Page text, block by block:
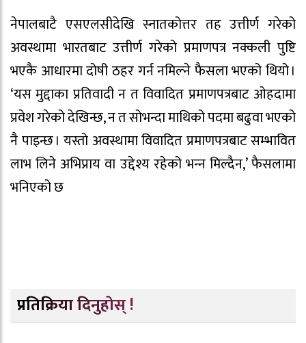
नेपालबाटै एसएलसीदेखि स्नातकोत्तर तह उत्तीर्ण गरेको
अवस्थामा भारतबाट उत्तीर्ण गरेको प्रमाणपत्र नक्कली पुष्टि
भएकै आधारमा दोषी ठहर गर्न नमिल्ने फैसला भएको थियो ।
‘यस मुद्दाका प्रतिवादी न त विवादित प्रमाणपत्रबाट ओहदामा
प्रवेश गरेको देखिन्छ, न त सोभन्दा माथिको पदमा बढुवा भएको
नै पाइन्छ । यस्तो अवस्थामा विवादित प्रमाणपत्रबाट सम्भावित
लाभ लिने अभिप्राय वा उद्देश्य रहेको भन्‍न मिल्दैन,’ फैसलामा
भनिएको छ
प्रतिक्रिया दिनुहोस् !